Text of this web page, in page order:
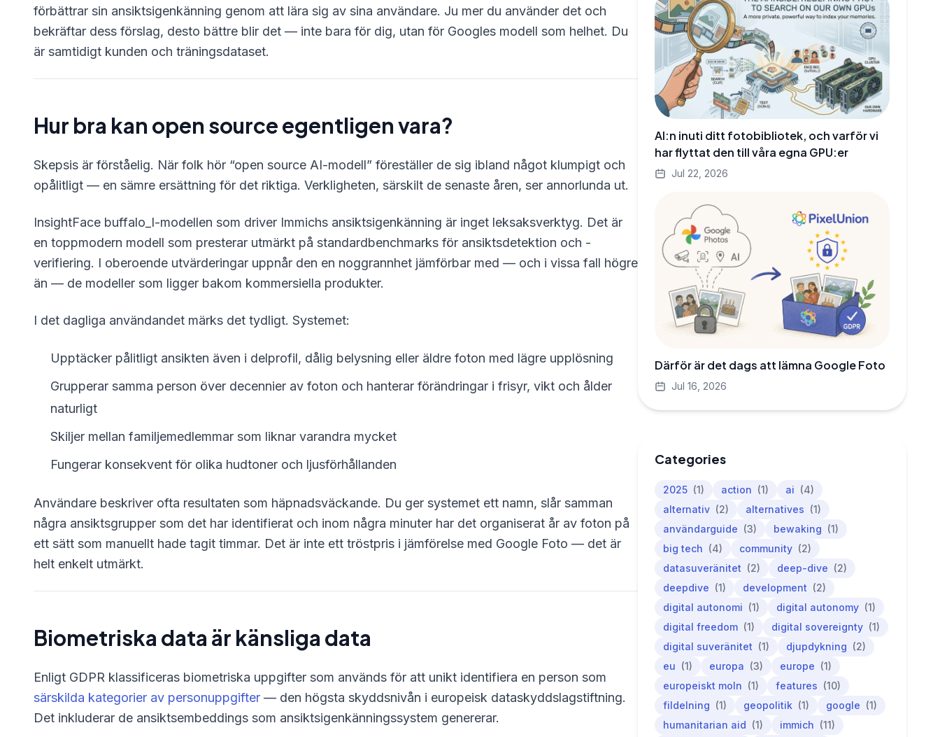
förbättrar sin ansiktsigenkänning genom att lära sig av sina användare. Ju mer du använder det och
bekräftar dess förslag, desto bättre blir det — inte bara för dig, utan för Googles modell som helhet. Du
är samtidigt kunden och träningsdataset.
Hur bra kan open source egentligen vara?
Skepsis är förståelig. När folk hör “open source AI-modell” föreställer de sig ibland något klumpigt och
opålitligt — en sämre ersättning för det riktiga. Verkligheten, särskilt de senaste åren, ser annorlunda ut.
InsightFace buffalo_l-modellen som driver Immichs ansiktsigenkänning är inget leksaksverktyg. Det är
en toppmodern modell som presterar utmärkt på standardbenchmarks för ansiktsdetektion och -
verifiering. I oberoende utvärderingar uppnår den en noggrannhet jämförbar med — och i vissa fall högre
än — de modeller som ligger bakom kommersiella produkter.
I det dagliga användandet märks det tydligt. Systemet:
Upptäcker pålitligt ansikten även i delprofil, dålig belysning eller äldre foton med lägre upplösning
Grupperar samma person över decennier av foton och hanterar förändringar i frisyr, vikt och ålder
naturligt
Skiljer mellan familjemedlemmar som liknar varandra mycket
Fungerar konsekvent för olika hudtoner och ljusförhållanden
Användare beskriver ofta resultaten som häpnadsväckande. Du ger systemet ett namn, slår samman
några ansiktsgrupper som det har identifierat och inom några minuter har det organiserat år av foton på
ett sätt som manuellt hade tagit timmar. Det är inte ett tröstpris i jämförelse med Google Foto — det är
helt enkelt utmärkt.
Biometriska data är känsliga data
Enligt GDPR klassificeras biometriska uppgifter som används för att unikt identifiera en person som
särskilda kategorier av personuppgifter — den högsta skyddsnivån i europeisk dataskyddslagstiftning.
Det inkluderar de ansiktsembeddings som ansiktsigenkänningssystem genererar.
AI:n inuti ditt fotobibliotek, och varför vi
har flyttat den till våra egna GPU:er
Jul 22, 2026
Därför är det dags att lämna Google Foto
Jul 16, 2026
Categories
2025 (1) action (1) ai (4)
alternativ (2) alternatives (1)
användarguide (3) bewaking (1)
big tech (4) community (2)
datasuveränitet (2) deep-dive (2)
deepdive (1) development (2)
digital autonomi (1) digital autonomy (1)
digital freedom (1) digital sovereignty (1)
digital suveränitet (1) djupdykning (2)
eu (1) europa (3) europe (1)
europeiskt moln (1) features (10)
fildelning (1) geopolitik (1) google (1)
humanitarian aid (1) immich (11)